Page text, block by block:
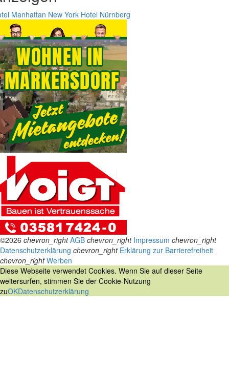
Manhattan New York Hotel Nürnberg
©2026 chevron_right AGB chevron_right Impressum chevron_right
Datenschutzerklärung chevron_right Erklärung zur Barrierefreiheit
chevron_right Werben
Diese Webseite verwendet Cookies. Wenn Sie auf dieser Seite
weitersurfen, stimmen Sie der Cookie-Nutzung
zuOKDatenschutzerklärung